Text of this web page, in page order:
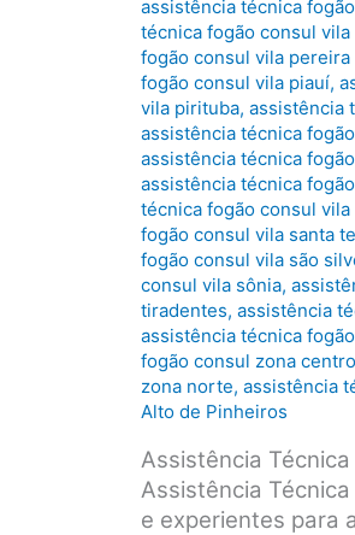
assistência técnica
técnica fogão consul
fogão consul vila
fogão consul vila piauí,
vila pirituba, assistência
assistência técnica
assistência técnica
assistência técnica
técnica fogão consul vila
fogão consul vila santa
fogão consul vila são
consul vila sônia,
tiradentes, assistência
assistência técnica
fogão consul zona centro
zona norte, assistência
Alto de Pinheiros
Assistência
Assistência
e experientes para